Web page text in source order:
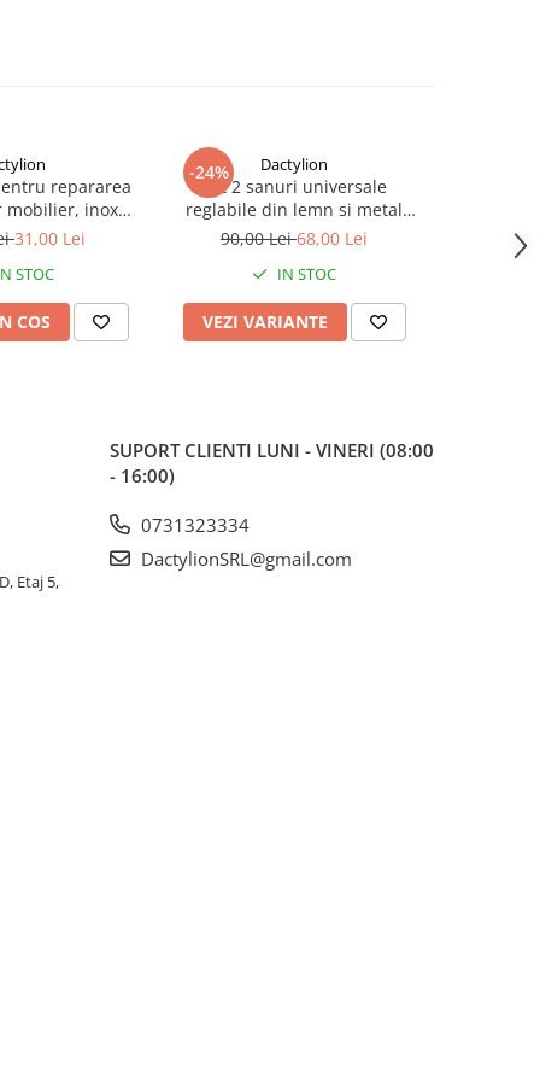
repararea
mobilier, inox
incluse, 9
31,00 Lei
STOC
COS
-24% Dactylion
Set 2 sanuri universale
reglabile din lemn si metal
pentru largit si alungit
profesional pentru pantofi,
adidasi si ghete
90,00 Lei68,00 Lei
IN STOC
VEZI VARIANTE
model
Etaj 5,
SUPORT CLIENTI LUNI - VINERI (08:00
- 16:00)
0731323334
DactylionSRL@gmail.com